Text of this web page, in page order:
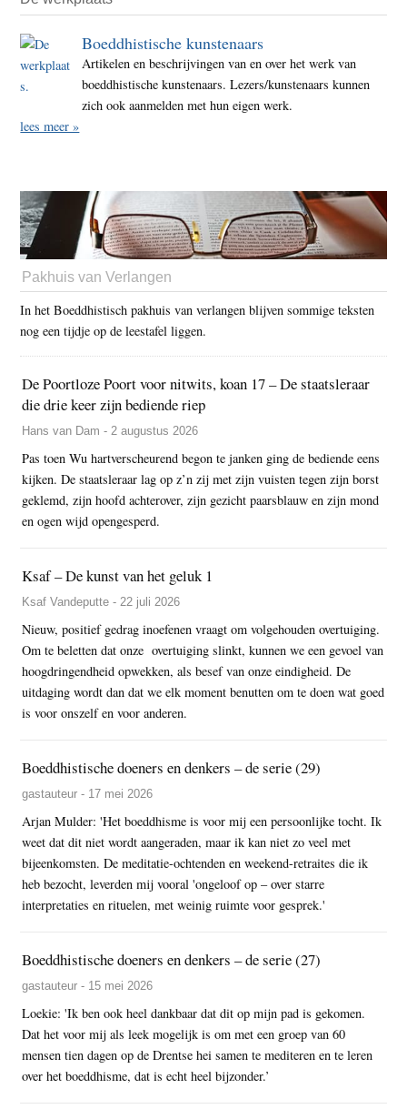
Boeddhistische kunstenaars
Artikelen en beschrijvingen van en over het werk van
boeddhistische kunstenaars. Lezers/kunstenaars kunnen
zich ook aanmelden met hun eigen werk.
lees meer »
Pakhuis van Verlangen
In het Boeddhistisch pakhuis van verlangen blijven sommige teksten
nog een tijdje op de leestafel liggen.
De Poortloze Poort voor nitwits, koan 17 – De staatsleraar
die drie keer zijn bediende riep
Hans van Dam - 2 augustus 2026
Pas toen Wu hartverscheurend begon te janken ging de bediende eens
kijken. De staatsleraar lag op z’n zij met zijn vuisten tegen zijn borst
geklemd, zijn hoofd achterover, zijn gezicht paarsblauw en zijn mond
en ogen wijd opengesperd.
Ksaf – De kunst van het geluk 1
Ksaf Vandeputte - 22 juli 2026
Nieuw, positief gedrag inoefenen vraagt om volgehouden overtuiging.
Om te beletten dat onze overtuiging slinkt, kunnen we een gevoel van
hoogdringendheid opwekken, als besef van onze eindigheid. De
uitdaging wordt dan dat we elk moment benutten om te doen wat goed
is voor onszelf en voor anderen.
Boeddhistische doeners en denkers – de serie (29)
gastauteur - 17 mei 2026
Arjan Mulder: 'Het boeddhisme is voor mij een persoonlijke tocht. Ik
weet dat dit niet wordt aangeraden, maar ik kan niet zo veel met
bijeenkomsten. De meditatie-ochtenden en weekend-retraites die ik
heb bezocht, leverden mij vooral 'ongeloof op – over starre
interpretaties en rituelen, met weinig ruimte voor gesprek.'
Boeddhistische doeners en denkers – de serie (27)
gastauteur - 15 mei 2026
Loekie: 'Ik ben ook heel dankbaar dat dit op mijn pad is gekomen.
Dat het voor mij als leek mogelijk is om met een groep van 60
mensen tien dagen op de Drentse hei samen te mediteren en te leren
over het boeddhisme, dat is echt heel bijzonder.’